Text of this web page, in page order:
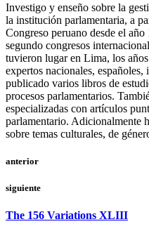
Investigo y enseño sobre la
la institución parlamentaria, a
Congreso peruano desde el
segundo congresos
tuvieron lugar en Lima, los
expertos nacionales,
publicado varios libros de
procesos parlamentarios.
especializadas con artículos
parlamentario. Adicionalmente
sobre temas culturales, de
anterior
siguiente
The 156 Variations XLIII